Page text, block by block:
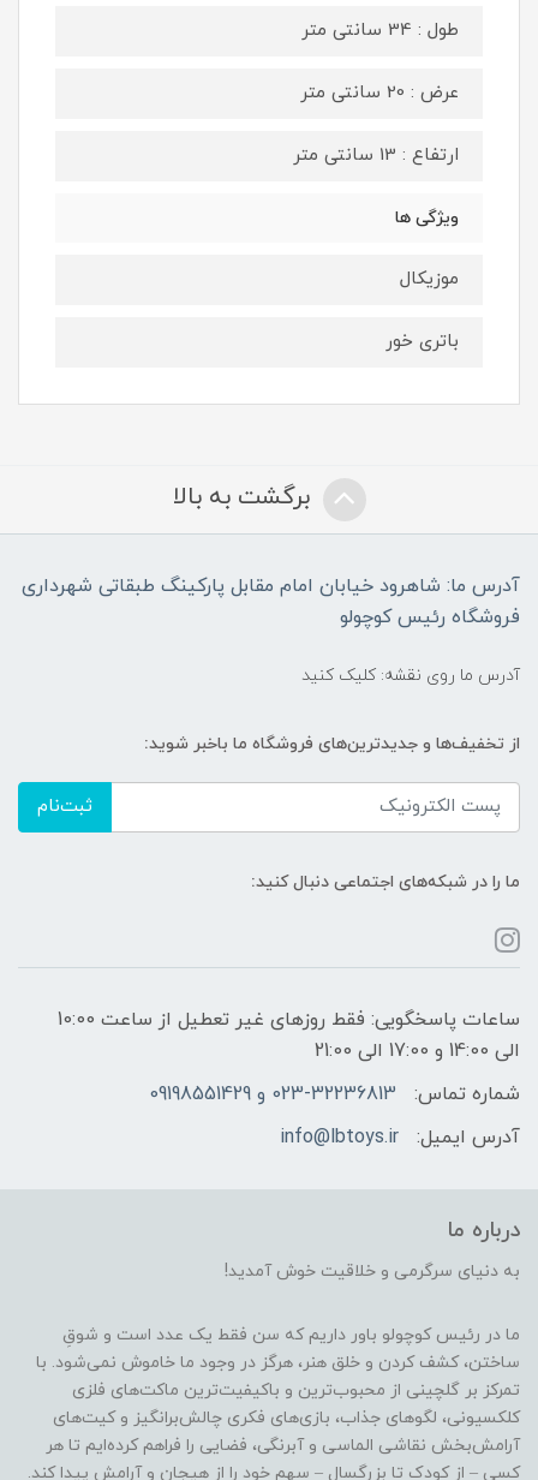
طول : 34 سانتی متر
عرض : 20 سانتی متر
ارتفاع : 13 سانتی متر
ویژگی ها
موزیکال
باتری خور
برگشت به بالا
آدرس ما: شاهرود خیابان امام مقابل پارکینگ طبقاتی شهرداری
فروشگاه رئیس کوچولو
آدرس ما روی نقشه: کلیک کنید
از تخفیف‌ها و جدیدترین‌های فروشگاه ما باخبر شوید:
ثبت‌نام
ما را در شبکه‌های اجتماعی دنبال کنید:
ساعات پاسخگویی: فقط روزهای غیر تعطیل از ساعت 10:00
الی 14:00 و 17:00 الی 21:00
شماره تماس:
023-32236813 و 09198551429
آدرس ایمیل:
info@lbtoys.ir
درباره ما
به دنیای سرگرمی و خلاقیت خوش آمدید!
ما در رئیس کوچولو باور داریم که سن فقط یک عدد است و شوقِ
ساختن، کشف کردن و خلق هنر، هرگز در وجود ما خاموش نمی‌شود. با
تمرکز بر گلچینی از محبوب‌ترین و باکیفیت‌ترین ماکت‌های فلزی
کلکسیونی، لگوهای جذاب، بازی‌های فکری چالش‌برانگیز و کیت‌های
آرامش‌بخش نقاشی الماسی و آبرنگی، فضایی را فراهم کرده‌ایم تا هر
کسی – از کودک تا بزرگسال – سهم خود را از هیجان و آرامش پیدا کند.